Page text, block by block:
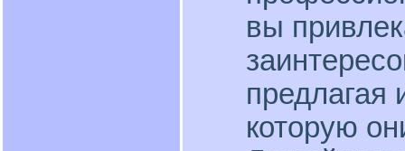
вы
предлагая
которую